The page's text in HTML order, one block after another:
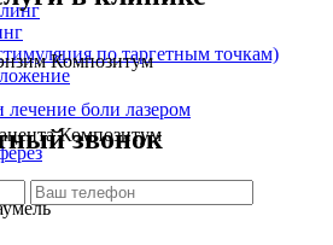
Композитум
Композитум
по таргетным точкам)
боли лазером
звонок